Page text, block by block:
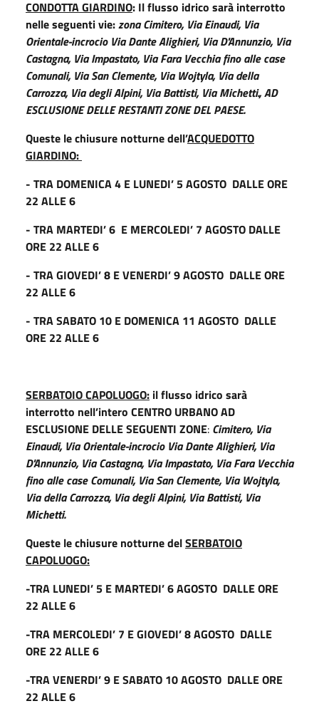
CONDOTTA GIARDINO: Il flusso idrico sarà interrotto
nelle seguenti vie:zona Cimitero, Via Einaudi, Via
Orientale-incrocio Via Dante Alighieri, Via D'Annunzio, Via
Castagna, Via Impastato, Via Fara Vecchia fino alle case
Comunali, Via San Clemente, Via Wojtyla, Via della
Carrozza, Via degli Alpini, Via Battisti, Via Michetti., AD
ESCLUSIONE DELLE RESTANTI ZONE DEL PAESE.
Queste le chiusure notturne dell’ACQUEDOTTO
GIARDINO:
- TRA DOMENICA 4 E LUNEDI’ 5 AGOSTO DALLE ORE
22 ALLE 6
- TRA MARTEDI’ 6 E MERCOLEDI’ 7 AGOSTO DALLE
ORE 22 ALLE 6
- TRA GIOVEDI’ 8 E VENERDI’ 9 AGOSTO DALLE ORE
22 ALLE 6
- TRA SABATO 10 E DOMENICA 11 AGOSTO DALLE
ORE 22 ALLE 6
SERBATOIO CAPOLUOGO: il flusso idrico sarà
interrotto nell’intero CENTRO URBANOAD
ESCLUSIONE DELLE SEGUENTI ZONE: Cimitero, Via
Einaudi, Via Orientale-incrocio Via Dante Alighieri, Via
D'Annunzio, Via Castagna, Via Impastato, Via Fara Vecchia
fino alle case Comunali, Via San Clemente, Via Wojtyla,
Via della Carrozza, Via degli Alpini, Via Battisti, Via
Michetti.
Queste le chiusure notturne delSERBATOIO
CAPOLUOGO:
-TRA LUNEDI’ 5 E MARTEDI’ 6 AGOSTO DALLE ORE
22 ALLE 6
-TRA MERCOLEDI’ 7 E GIOVEDI’ 8 AGOSTO DALLE
ORE 22 ALLE 6
-TRA VENERDI’ 9 E SABATO 10 AGOSTO DALLE ORE
22 ALLE 6